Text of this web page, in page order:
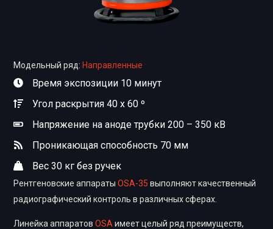
Модельный ряд: Направленные
Время экспозиции 10 минут
Угол раскрытия 40 x 60 º
Напряжение на аноде трубки 200 – 350 кВ
Проникающая способность 70 мм
Вес 30 кг без ручек
Рентгеновские аппараты OSA-35 выполняют качественный
радиографический контроль в различных сферах.
Линейка аппаратов OSA имеет целый ряд преимуществ,